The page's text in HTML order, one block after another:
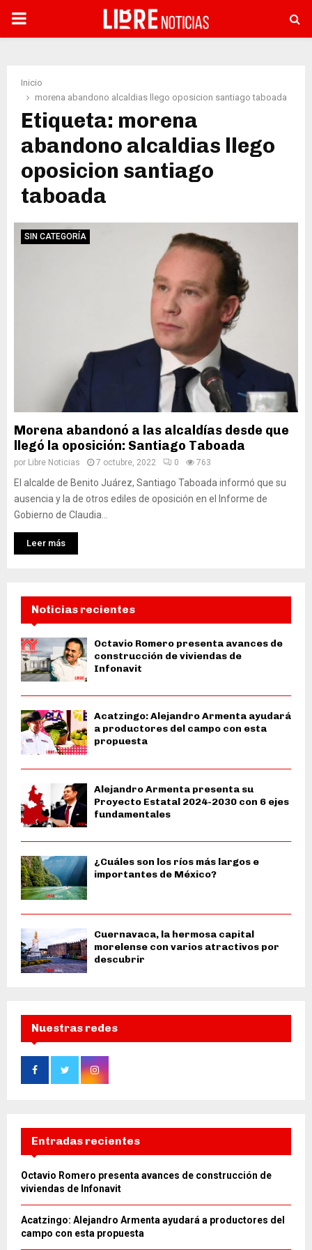
PRIMARY
Inicio
morena abandono alcaldias llego oposicion santiago taboada
Etiqueta: morena
abandono alcaldias llego
oposicion santiago
taboada
SIN CATEGORÍA
Morena abandonó a las alcaldías desde que
llegó la oposición: Santiago Taboada
por Libre Noticias 7 octubre, 2022 0 763
El alcalde de Benito Juárez, Santiago Taboada informó que su
ausencia y la de otros ediles de oposición en el Informe de
Gobierno de Claudia...
Leer más
Noticias recientes
Octavio Romero presenta avances de
construcción de viviendas de
Infonavit
Acatzingo: Alejandro Armenta ayudará
a productores del campo con esta
propuesta
Alejandro Armenta presenta su
Proyecto Estatal 2024-2030 con 6 ejes
fundamentales
¿Cuáles son los ríos más largos e
importantes de México?
Cuernavaca, la hermosa capital
morelense con varios atractivos por
descubrir
Nuestras redes
Entradas recientes
Octavio Romero presenta avances de construcción de
viviendas de Infonavit
Acatzingo: Alejandro Armenta ayudará a productores del
campo con esta propuesta